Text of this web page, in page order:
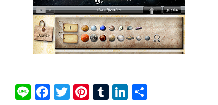
Li Fa T
Pi T
Li